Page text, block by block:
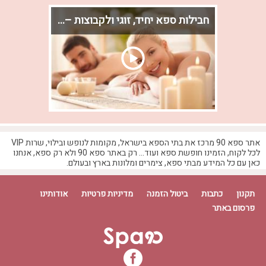
חבילות ספא יחיד, זוגי ולקבוצות – במחירי הרגע האחרון
ספא הוא ללא ספק המקום שתגיעו אליו
באירועים שונים
אתר ספא 90 מרכז את בתי הספא בישראל, מקומות לנופש ובילוי, שרות VIP
לכל לקוח, הזמינו חופשת ספא ועוד... רק באתר ספא 90 ולא רק ספא, אנחנו
כאן עם כל המידע מבתי ספא, צימרים ומלונות בארץ ובעולם.
תקנון כתבות ביטול הזמנה מדיניות פרטיות
אודותינו
פרסום באתר